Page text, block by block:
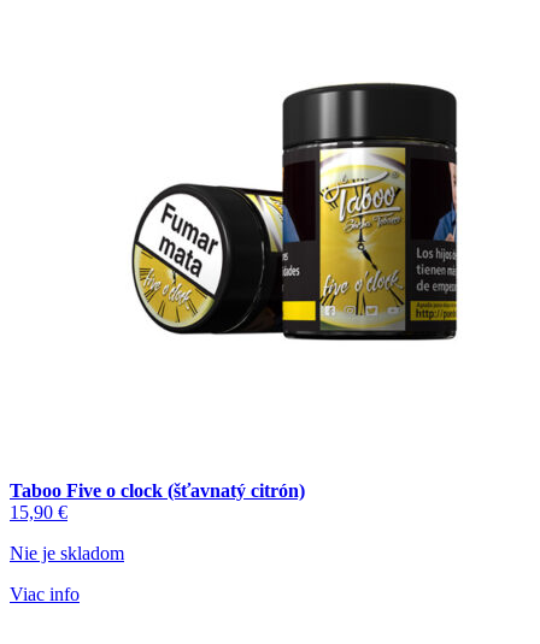
Taboo Five o clock (šťavnatý citrón)
15,90 €
Nie je skladom
Viac info